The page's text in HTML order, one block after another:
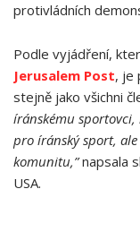
protivládních
Podle vyjádření,
Jerusalem Post, je
stejně jako všichni
íránskému sportovci,
pro íránský sport,
komunitu,”napsala
USA.